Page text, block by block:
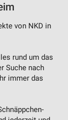
von NKD in
rund um das
Suche nach
immer das